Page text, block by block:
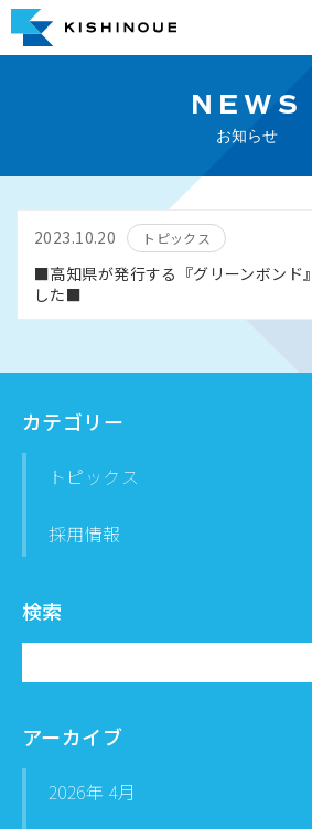
NEWS
お知らせ
2023.10.20 トピックス
■高知県が発行する『グリーンボンド
した■
カテゴリー
トピックス
採用情報
検索
アーカイブ
2026年 4月